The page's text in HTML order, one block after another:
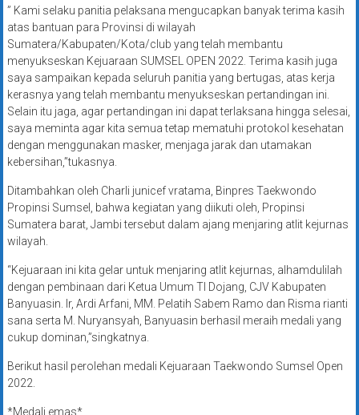
” Kami selaku panitia pelaksana mengucapkan banyak terima kasih
atas bantuan para Provinsi di wilayah
Sumatera/Kabupaten/Kota/club yang telah membantu
menyukseskan Kejuaraan SUMSEL OPEN 2022. Terima kasih juga
saya sampaikan kepada seluruh panitia yang bertugas, atas kerja
kerasnya yang telah membantu menyukseskan pertandingan ini.
Selain itu jaga, agar pertandingan ini dapat terlaksana hingga selesai,
saya meminta agar kita semua tetap mematuhi protokol kesehatan
dengan menggunakan masker, menjaga jarak dan utamakan
kebersihan,”tukasnya.
Ditambahkan oleh Charli junicef vratama, Binpres Taekwondo
Propinsi Sumsel, bahwa kegiatan yang diikuti oleh, Propinsi
Sumatera barat, Jambi tersebut dalam ajang menjaring atlit kejurnas
wilayah.
“Kejuaraan ini kita gelar untuk menjaring atlit kejurnas, alhamdulilah
dengan pembinaan dari Ketua Umum TI Dojang, CJV Kabupaten
Banyuasin. Ir, Ardi Arfani, MM. Pelatih Sabem Ramo dan Risma rianti
sana serta M. Nuryansyah, Banyuasin berhasil meraih medali yang
cukup dominan,”singkatnya.
Berikut hasil perolehan medali Kejuaraan Taekwondo Sumsel Open
2022.
*Medali emas*